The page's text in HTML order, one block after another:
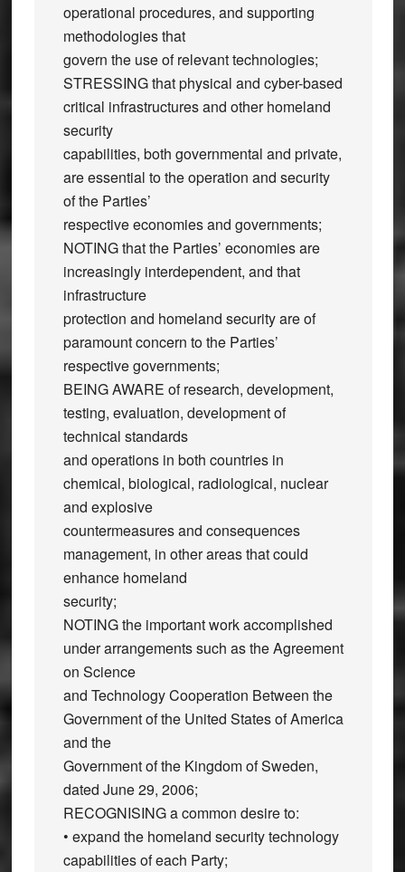
operational procedures, and supporting
methodologies that
govern the use of relevant technologies;
STRESSING that physical and cyber-based
critical infrastructures and other homeland
security
capabilities, both governmental and private,
are essential to the operation and security
of the Parties’
respective economies and governments;
NOTING that the Parties’ economies are
increasingly interdependent, and that
infrastructure
protection and homeland security are of
paramount concern to the Parties’
respective governments;
BEING AWARE of research, development,
testing, evaluation, development of
technical standards
and operations in both countries in
chemical, biological, radiological, nuclear
and explosive
countermeasures and consequences
management, in other areas that could
enhance homeland
security;
NOTING the important work accomplished
under arrangements such as the Agreement
on Science
and Technology Cooperation Between the
Government of the United States of America
and the
Government of the Kingdom of Sweden,
dated June 29, 2006;
RECOGNISING a common desire to:
• expand the homeland security technology
capabilities of each Party;